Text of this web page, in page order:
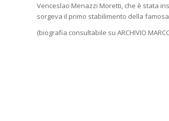
Venceslao Menazzi Moretti, che è stata
sorgeva il primo stabilimento della
(biografia consultabile su ARCHIVIO